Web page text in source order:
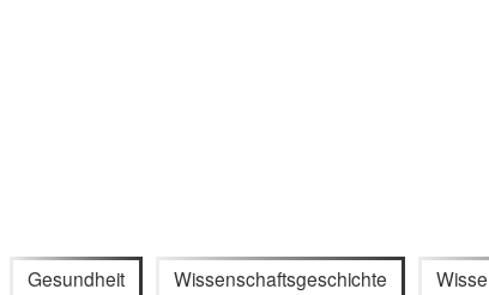
Gesundheit Wissenschaftsgeschichte